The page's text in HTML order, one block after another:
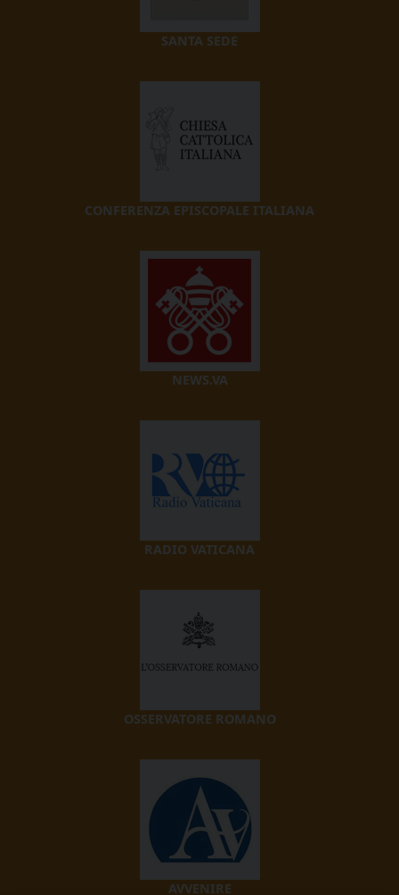
SANTA SEDE
CONFERENZA EPISCOPALE ITALIANA
NEWS.VA
RADIO VATICANA
OSSERVATORE ROMANO
AVVENIRE